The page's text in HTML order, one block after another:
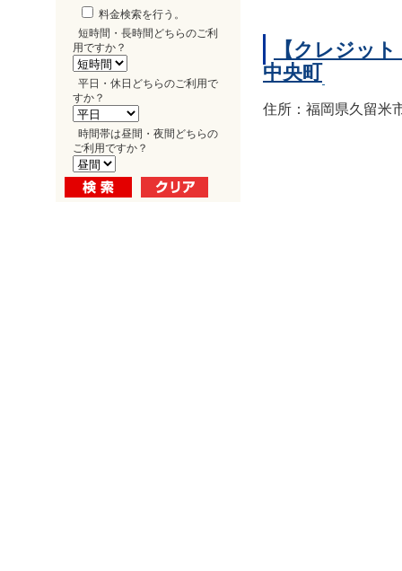
料金検索を行う。
短時間・長時間どちらのご利
用ですか？
平日・休日どちらのご利用で
すか？
時間帯は昼間・夜間どちらの
ご利用ですか？
【クレジッ
中央町
住所：福岡県久留米